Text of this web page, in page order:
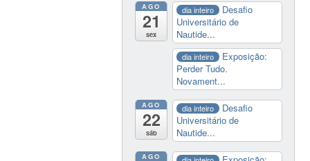
AGO
21
sex
dia inteiro
Desafio
Universitário de
Nautide...
dia inteiro
Exposição:
Perder Tudo.
Novament...
AGO
22
sáb
dia inteiro
Desafio
Universitário de
Nautide...
AGO